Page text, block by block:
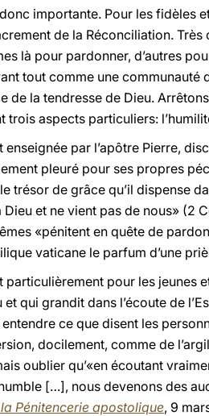
importante. Pour les fidèles
de la Réconciliation.
là pour pardonner, d’autres
tout comme une
de la tendresse de Dieu.
aspects particuliers:
enseignée par l’apôtre Pierre,
pleuré pour ses propres
de grâce qu’il dispense
et ne vient pas de nous» (2
«pénitent en quête de
vaticane le parfum d’une
particulièrement pour les jeunes
qui grandit dans l’écoute de
entendre ce que disent les
docilement, comme de
oublier qu’«en écoutant
[…], nous devenons des
Pénitencerie apostolique, 9